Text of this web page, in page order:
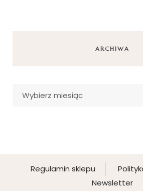
ARCHIWA
Regulamin sklepu
Newsletter